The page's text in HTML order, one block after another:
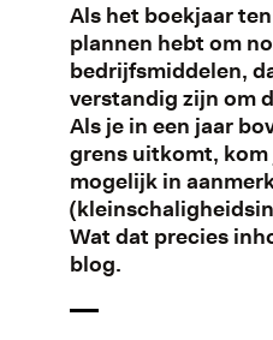
Als het boekjaar
plannen hebt om
bedrijfsmiddelen,
verstandig zijn om
Als je in een jaar
grens uitkomt,
mogelijk in
Wat dat precies
blog.